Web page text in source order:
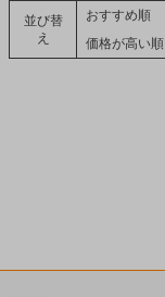
並び替
え
おすすめ順
価格が高い順